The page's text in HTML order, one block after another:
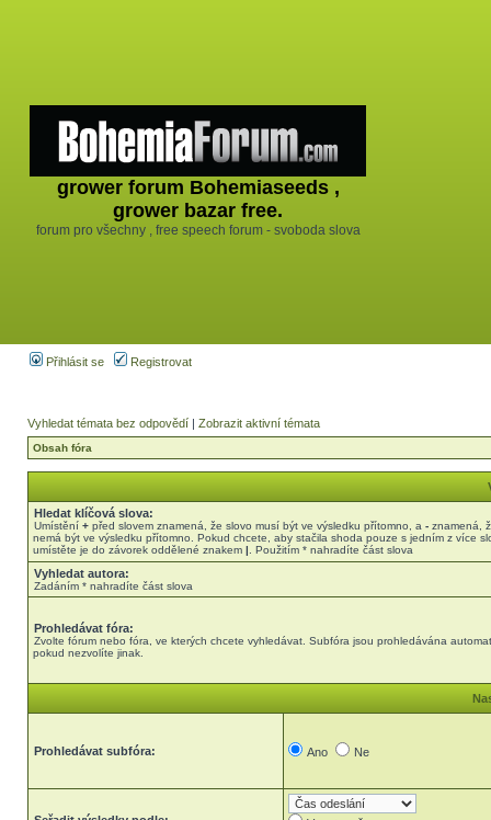
grower forum Bohemiaseeds ,
grower bazar free.
forum pro všechny , free speech forum - svoboda slova
Přihlásit se Registrovat
Vyhledat témata bez odpovědí | Zobrazit aktivní témata
Obsah fóra
Hledat klíčová slova:
Umístění + před slovem znamená, že slovo musí být ve výsledku přítomno, a - znamená,
nemá být ve výsledku přítomno. Pokud chcete, aby stačila shoda pouze s jedním z více
umístěte je do závorek oddělené znakem | . Použitím * nahradíte část slova
Vyhledat autora:
Zadáním * nahradíte část slova
Prohledávat fóra:
Zvolte fórum nebo fóra, ve kterých chcete vyhledávat. Subfóra jsou prohledávána
pokud nezvolíte jinak.
Prohledávat subfóra: Ano Ne